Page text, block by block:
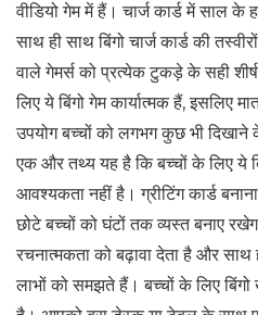
वीडियो गेम में हैं। चार्ज कार्ड में साल
साथ ही साथ बिंगो चार्ज कार्ड की
वाले गेमर्स को प्रत्येक टुकड़े के सही
लिए ये बिंगो गेम कार्यात्मक हैं, इसलिए
उपयोग बच्चों को लगभग कुछ भी
एक और तथ्य यह है कि बच्चों के लिए ये
आवश्यकता नहीं है। ग्रीटिंग कार्ड
छोटे बच्चों को घंटों तक व्यस्त बनाए
रचनात्मकता को बढ़ावा देता है और
लाभों को समझते हैं। बच्चों के लिए